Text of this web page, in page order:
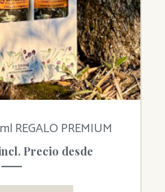
REGALO PREMIUM
Precio desde